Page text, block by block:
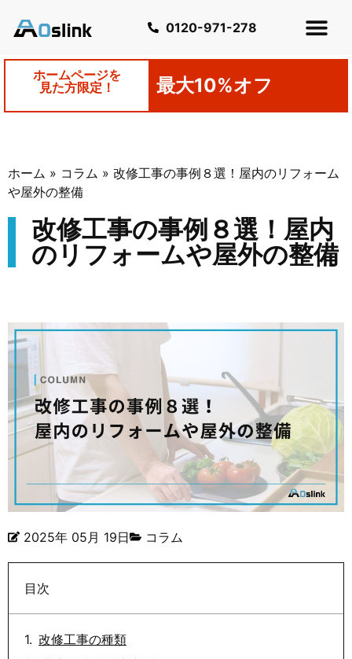
0120-971-278
ホームページを
見た方限定！
最大10%オフ
ホーム » コラム » 改修工事の事例８選！屋内のリフォーム
や屋外の整備
改修工事の事例８選！屋内
のリフォームや屋外の整備
2025年 05月 19日 コラム
目次
改修工事の種類